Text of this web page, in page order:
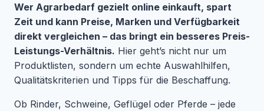
Wer Agrarbedarf gezielt online einkauft, spart
Zeit und kann Preise, Marken und Verfügbarkeit
direkt vergleichen – das bringt ein besseres Preis-
Leistungs-Verhältnis. Hier geht’s nicht nur um
Produktlisten, sondern um echte Auswahlhilfen,
Qualitätskriterien und Tipps für die Beschaffung.
Ob Rinder, Schweine, Geflügel oder Pferde – jede